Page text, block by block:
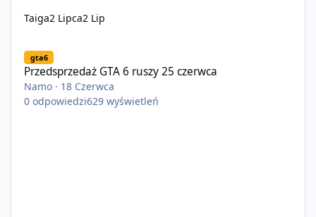
Taiga2 Lipca2 Lip
gta6
Przedsprzedaż GTA 6 ruszy 25 czerwca
Namo · 18 Czerwca
0 odpowiedzi629 wyświetleń